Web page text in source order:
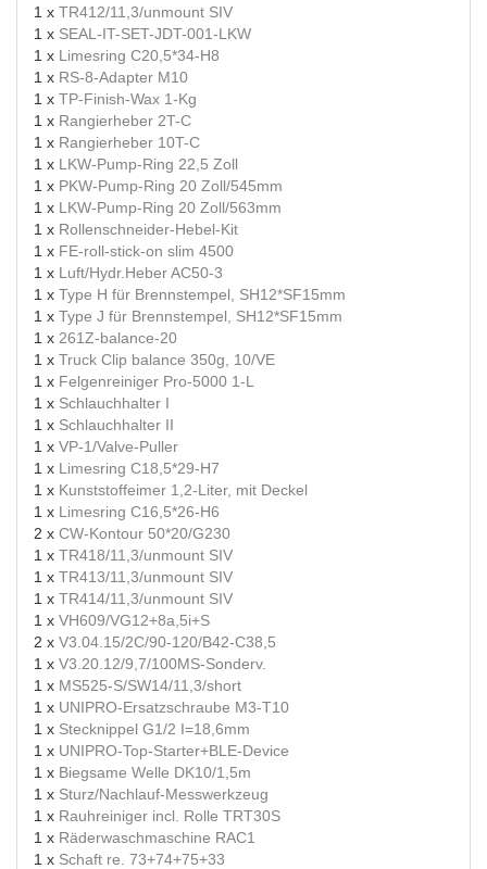
1 x TR412/11,3/unmount SIV
1 x SEAL-IT-SET-JDT-001-LKW
1 x Limesring C20,5*34-H8
1 x RS-8-Adapter M10
1 x TP-Finish-Wax 1-Kg
1 x Rangierheber 2T-C
1 x Rangierheber 10T-C
1 x LKW-Pump-Ring 22,5 Zoll
1 x PKW-Pump-Ring 20 Zoll/545mm
1 x LKW-Pump-Ring 20 Zoll/563mm
1 x Rollenschneider-Hebel-Kit
1 x FE-roll-stick-on slim 4500
1 x Luft/Hydr.Heber AC50-3
1 x Type H für Brennstempel, SH12*SF15mm
1 x Type J für Brennstempel, SH12*SF15mm
1 x 261Z-balance-20
1 x Truck Clip balance 350g, 10/VE
1 x Felgenreiniger Pro-5000 1-L
1 x Schlauchhalter I
1 x Schlauchhalter II
1 x VP-1/Valve-Puller
1 x Limesring C18,5*29-H7
1 x Kunststoffeimer 1,2-Liter, mit Deckel
1 x Limesring C16,5*26-H6
2 x CW-Kontour 50*20/G230
1 x TR418/11,3/unmount SIV
1 x TR413/11,3/unmount SIV
1 x TR414/11,3/unmount SIV
1 x VH609/VG12+8a,5i+S
2 x V3.04.15/2C/90-120/B42-C38,5
1 x V3.20.12/9,7/100MS-Sonderv.
1 x MS525-S/SW14/11,3/short
1 x UNIPRO-Ersatzschraube M3-T10
1 x Stecknippel G1/2 I=18,6mm
1 x UNIPRO-Top-Starter+BLE-Device
1 x Biegsame Welle DK10/1,5m
1 x Sturz/Nachlauf-Messwerkzeug
1 x Rauhreiniger incl. Rolle TRT30S
1 x Räderwaschmaschine RAC1
1 x Schaft re. 73+74+75+33